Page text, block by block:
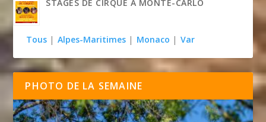
STAGES DE CIRQUE À MONTE-CARLO
Tous | Alpes-Maritimes | Monaco | Var
PHOTO DE LA SEMAINE